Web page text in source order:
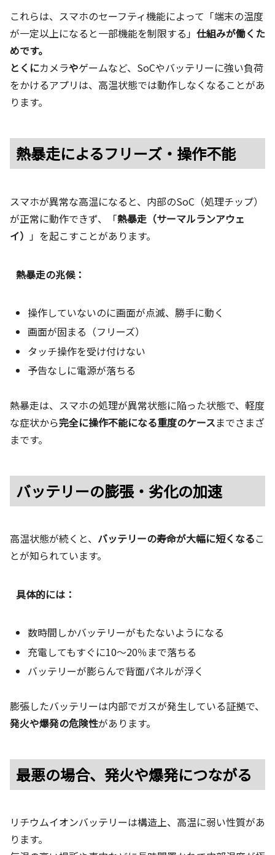
これらは、スマホのセーフティ機能によって「端末の温度
が一定以上になると一部機能を制限する」 仕組みが働くた
めです。
とくにカメラやゲームなど、SoCやバッテリーに強い負荷
をかけるアプリは、高温状態では動作しなくなることがあ
ります。
熱暴走によるフリーズ・操作不能
スマホが異常な高温になると、内部のSoC（処理チップ）
が正常に動作できず、「熱暴走（サーマルランアウェ
イ） 」を起こすことがあります。
熱暴走の兆候：
操作していないのに画面が点滅、勝手に動く
画面が固まる（フリーズ）
タッチ操作を受け付けない
予告なしに電源が落ちる
熱暴走は、スマホの処理が異常状態に陥った状態で、軽度
な症状から完全に操作不能になる重度のケースまでさまざ
まです。
バッテリーの膨張・劣化の加速
高温状態が続くと、 バッテリーの寿命が大幅に短くなるこ
とが知られています。
具体的には：
数時間しかバッテリーがもたないようになる
充電してもすぐに10〜20％まで落ちる
バッテリーが膨らんで背面パネルが浮く
膨張したバッテリーは内部でガスが発生している証拠で、
発火や爆発の危険性があります。
最悪の場合、発火や爆発につながる
リチウムイオンバッテリーは構造上、高温に弱い性質があ
ります。